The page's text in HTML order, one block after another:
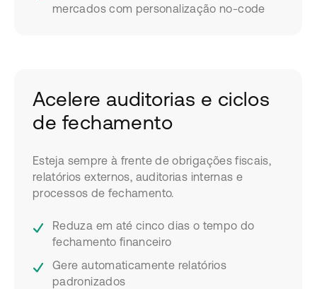
mercados com personalização no-code
Acelere auditorias e ciclos
de fechamento
Esteja sempre à frente de obrigações fiscais,
relatórios externos, auditorias internas e
processos de fechamento.
Reduza em até cinco dias o tempo do
fechamento financeiro
Gere automaticamente relatórios
padronizados